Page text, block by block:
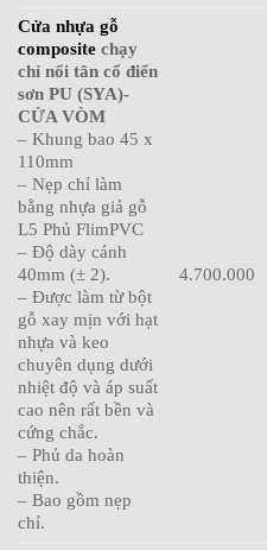
Cửa nhựa gỗ
composite chạy
chỉ nổi tân cổ điển
sơn PU (SYA)-
CỬA VÒM
– Khung bao 45 x
110mm
– Nẹp chỉ làm
bằng nhựa giả gỗ
L5 Phủ FlimPVC
– Độ dày cánh
40mm (± 2).
– Được làm từ bột
gỗ xay mịn với hạt
nhựa và keo
chuyên dụng dưới
nhiệt độ và áp suất
cao nên rất bền và
cứng chắc.
– Phủ da hoàn
thiện.
– Bao gồm nẹp
chỉ.
4.700.000